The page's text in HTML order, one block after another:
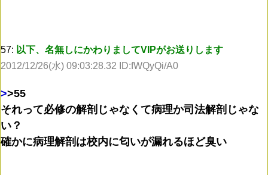
57: 以下、名無しにかわりましてVIPがお送りします
2012/12/26(水) 09:03:28.32 ID:fWQyQi/A0
>>55
それって必修の解剖じゃなくて病理か司法解剖じゃな
い？
確かに病理解剖は校内に匂いが漏れるほど臭い